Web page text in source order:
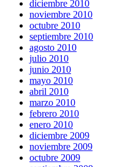
diciembre 2010
noviembre 2010
octubre 2010
septiembre 2010
agosto 2010
julio 2010
junio 2010
mayo 2010
abril 2010
marzo 2010
febrero 2010
enero 2010
diciembre 2009
noviembre 2009
octubre 2009